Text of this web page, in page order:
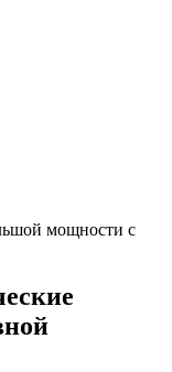
мощности с